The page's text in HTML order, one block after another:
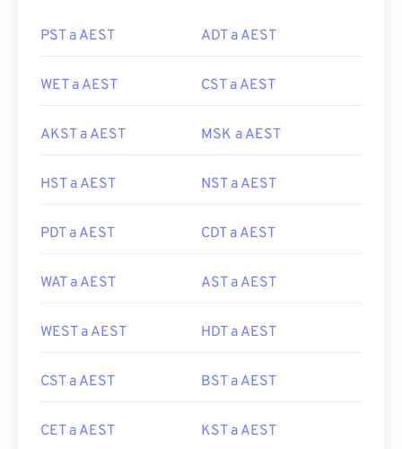
PST a AEST ADT a AEST
WET a AEST CST a AEST
AKST a AEST MSK a AEST
HST a AEST NST a AEST
PDT a AEST CDT a AEST
WAT a AEST AST a AEST
WEST a AEST HDT a AEST
CST a AEST BST a AEST
CET a AEST KST a AEST